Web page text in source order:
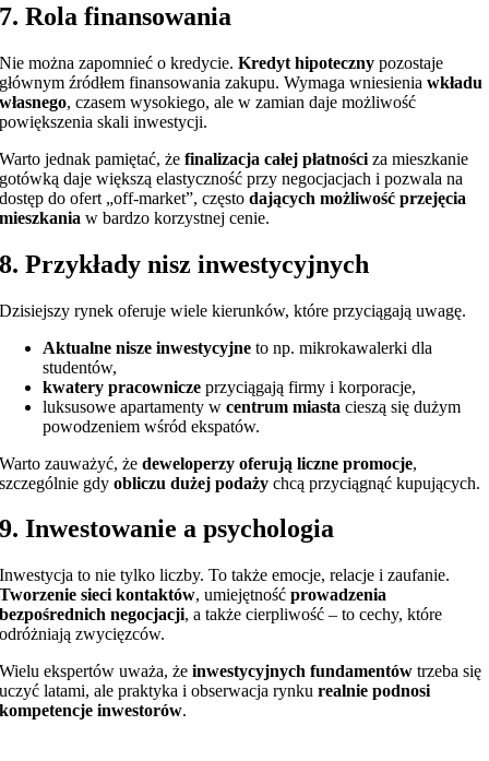
7. Rola finansowania
Nie można zapomnieć o kredycie.Kredyt hipoteczny pozostaje
głównym źródłem finansowania zakupu. Wymaga wniesieniawkładu
własnego, czasem wysokiego, ale w zamian daje możliwość
powiększenia skali inwestycji.
Warto jednak pamiętać, żefinalizacja całej płatności za mieszkanie
gotówką daje większą elastyczność przy negocjacjach i pozwala na
dostęp do ofert „off-market”, częstodających możliwość przejęcia
mieszkania w bardzo korzystnej cenie.
8. Przykłady nisz inwestycyjnych
Dzisiejszy rynek oferuje wiele kierunków, które przyciągają uwagę.
Aktualne nisze inwestycyjne to np. mikrokawalerki dla
studentów,
kwatery pracownicze przyciągają firmy i korporacje,
luksusowe apartamenty wcentrum miasta cieszą się dużym
powodzeniem wśród ekspatów.
Warto zauważyć, żedeweloperzy oferują liczne promocje,
szczególnie gdyobliczu dużej podaży chcą przyciągnąć kupujących.
9. Inwestowanie a psychologia
Inwestycja to nie tylko liczby. To także emocje, relacje i zaufanie.
Tworzenie sieci kontaktów, umiejętnośćprowadzenia
bezpośrednich negocjacji, a także cierpliwość – to cechy, które
odróżniają zwycięzców.
Wielu ekspertów uważa, żeinwestycyjnych fundamentów trzeba się
uczyć latami, ale praktyka i obserwacja rynkurealnie podnosi
kompetencje inwestorów.